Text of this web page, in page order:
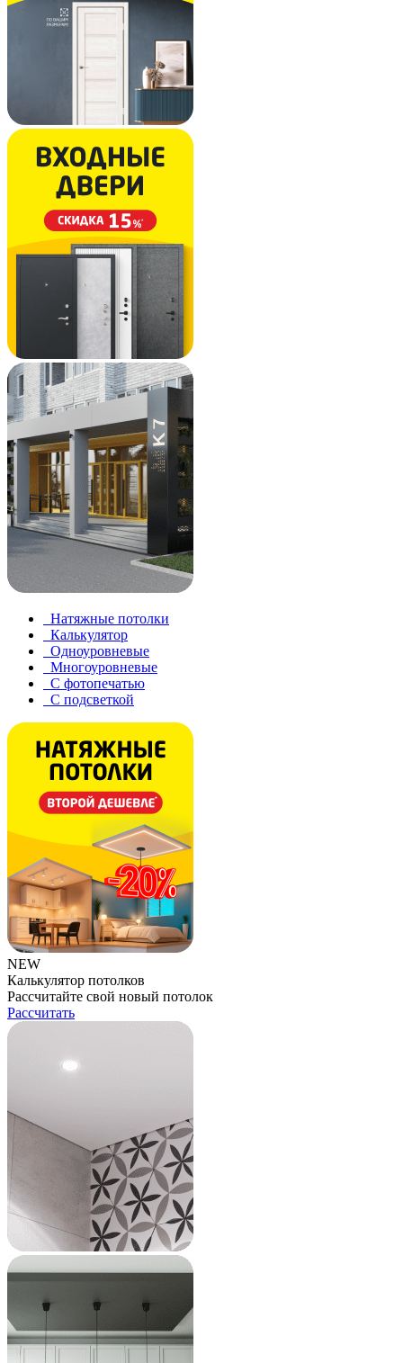
Натяжные потолки
Калькулятор
Одноуровневые
Многоуровневые
С фотопечатью
С подсветкой
NEW
Калькулятор потолков
Рассчитайте свой новый потолок
Рассчитать